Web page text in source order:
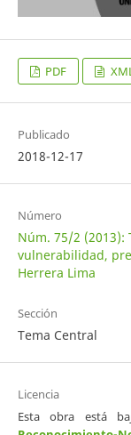
PDF
Publicado
2018-12-17
Número
Núm. 75/2 (2013):
vulnerabilidad,
Herrera Lima
Sección
Tema Central
Licencia
Esta obra está